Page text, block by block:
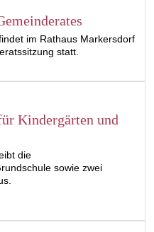
im Rathaus Markersdorf
statt.
Kindergärten und
die
sowie zwei